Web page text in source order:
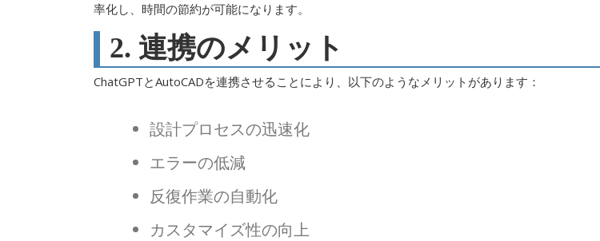
率化し、時間の節約が可能になります。
2. 連携のメリット
ChatGPTとAutoCADを連携させることにより、以下のようなメリットがあります：
設計プロセスの迅速化
エラーの低減
反復作業の自動化
カスタマイズ性の向上